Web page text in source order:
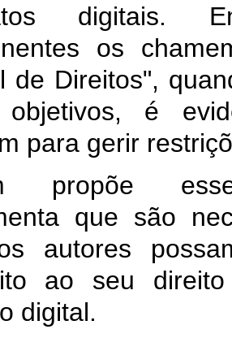
digitais.
os
de Direitos",
objetivos, é
para gerir
propõe
que são
autores
ao seu
digital.